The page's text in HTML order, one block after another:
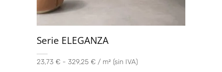
Serie ELEGANZA
23,73 € - 329,25 € / m² (sin IVA)